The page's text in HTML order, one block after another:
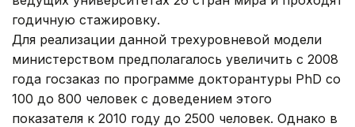
годичную стажировку.
Для реализации данной трехуровневой модели
министерством предполагалось увеличить с 2008
года госзаказ по программе докторантуры PhD со
100 до 800 человек с доведением этого
показателя к 2010 году до 2500 человек. Однако в